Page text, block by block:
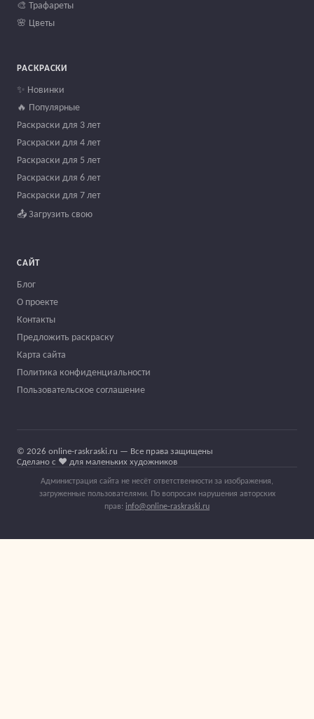
🎨 Трафареты
🌸 Цветы
РАСКРАСКИ
✨ Новинки
🔥 Популярные
Раскраски для 3 лет
Раскраски для 4 лет
Раскраски для 5 лет
Раскраски для 6 лет
Раскраски для 7 лет
📤 Загрузить свою
САЙТ
Блог
О проекте
Контакты
Предложить раскраску
Карта сайта
Политика конфиденциальности
Пользовательское соглашение
© 2026 online-raskraski.ru — Все права защищены
Сделано с ❤️ для маленьких художников
Администрация сайта не несёт ответственности за изображения,
загруженные пользователями. По вопросам нарушения авторских
прав: info@online-raskraski.ru